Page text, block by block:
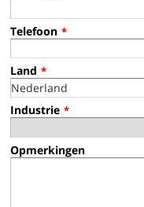
Telefoon *
Land *
Industrie *
Opmerkingen